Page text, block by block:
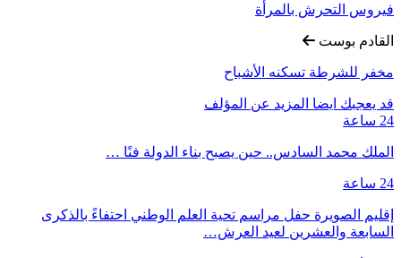
فيروس التحرش بالمرأة
القادم بوست
مخفر للشرطة تسكنه الأشباح
قد يعجبك ايضا المزيد عن المؤلف
24 ساعة
الملك محمد السادس.. حين يصبح بناء الدولة فنًا …
24 ساعة
إقليم الصويرة حفل مراسم تحية العلم الوطني احتفاءً بالذكرى
السابعة والعشرين لعيد العرش…